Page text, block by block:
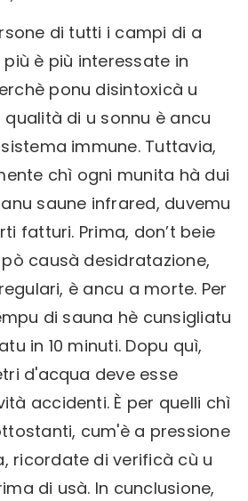
di tutti i campi di a
è più interessate in
ponu disintoxicà u
di u sonnu è ancu
immune. Tuttavia,
chì ogni munita hà dui
saune infrared, duvemu
fatturi. Prima, don’t beie
causà desidratazione,
è ancu a morte. Per
di sauna hè cunsigliatu
in 10 minuti. Dopu quì,
d'acqua deve esse
accidenti. È per quelli chì
cum'è a pressione
ricordate di verificà cù u
di usà. In cunclusione,